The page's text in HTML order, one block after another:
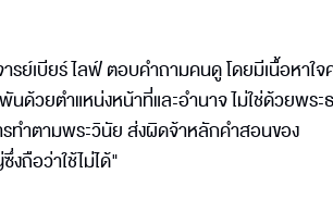
รย์เบียร์ ไลฟ์ ตอบคำถามคนดู โดยมีเนื้อหาใ
นด้วยตำแหน่งหน้าที่และอำนาจ ไม่ใช่ด้วยพระ
รทำตามพระวินัย ส่งผิดจ้าหลักคำสอนของ
งถือว่าใช้ไม่ได้"